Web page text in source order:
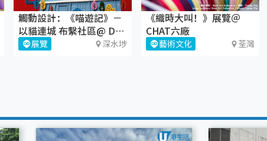
觸動設計：《喵遊記》－
以貓連城 布繫社區@ DX
設計館
展覽 深水埗
《織時大叫！》展覽＠
CHAT六廠
藝術文化 荃灣